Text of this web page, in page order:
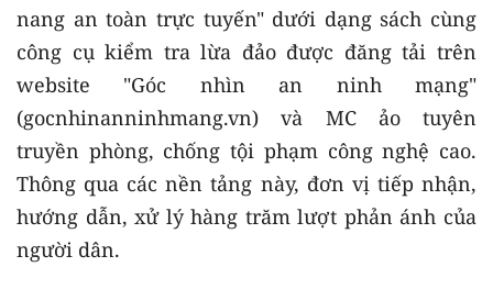
nang an toàn trực tuyến" dưới dạng sách cùng
công cụ kiểm tra lừa đảo được đăng tải trên
website "Góc nhìn an ninh mạng"
(gocnhinanninhmang.vn) và MC ảo tuyên
truyền phòng, chống tội phạm công nghệ cao.
Thông qua các nền tảng này, đơn vị tiếp nhận,
hướng dẫn, xử lý hàng trăm lượt phản ánh của
người dân.